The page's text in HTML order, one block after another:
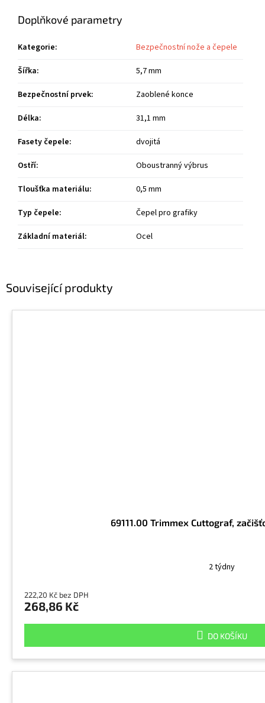
Související produkty
69111.00 Trimmex Cuttograf,
2 týdny
222,20 Kč bez DPH
268,86 Kč
DO KOŠÍKU
Doplňkové parametry
Kategorie:
Bezpečnostní nože a čepele
Šířka:
5,7 mm
Bezpečnostní prvek:
Zaoblené konce
Délka:
31,1 mm
Fasety čepele:
dvojitá
Ostří:
Oboustranný výbrus
Tloušťka materiálu:
0,5 mm
Typ čepele:
Čepel pro grafiky
Základní materiál: Ocel